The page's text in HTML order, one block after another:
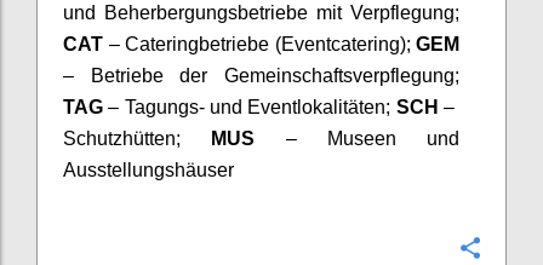
und Beherbergungsbetriebe mit Verpflegung;
CAT – Cateringbetriebe (Eventcatering); GEM
– Betriebe der Gemeinschaftsverpflegung;
TAG– Tagungs- und Eventlokalitäten; SCH–
Schutzhütten;
MUS – Museen und
Ausstellungshäuser